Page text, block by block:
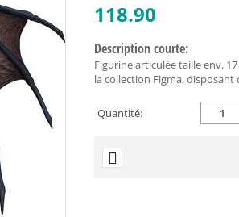
118.90
Description courte:
Figurine articulée taille env.
la collection Figma,
Quantité: